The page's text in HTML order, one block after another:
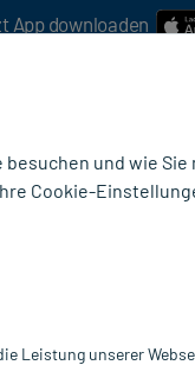
App downloaden
und wie Sie
Cookie-
Leistung unserer